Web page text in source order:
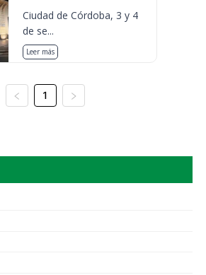
Ciudad de Córdoba, 3 y 4
de se...
Leer más
1